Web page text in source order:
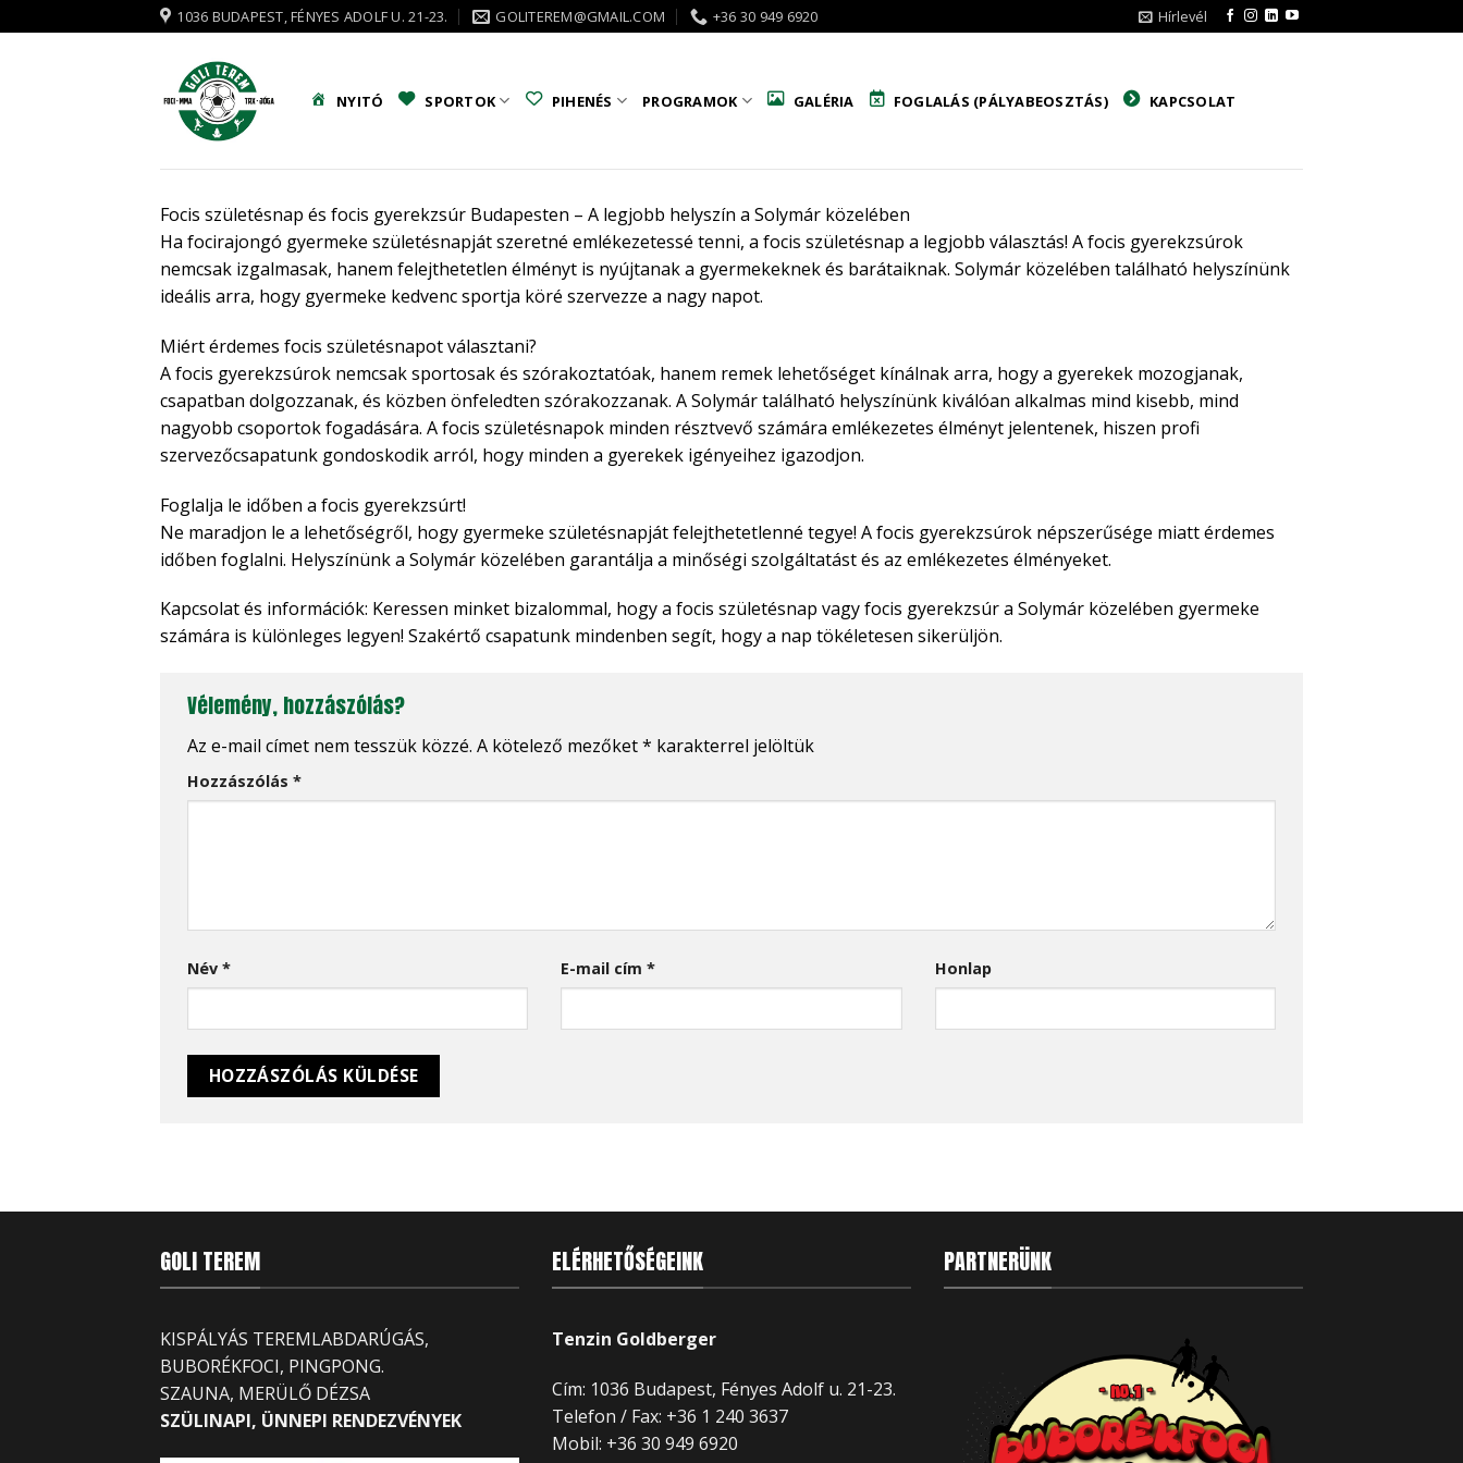
to
1036 BUDAPEST, FÉNYES ADOLF U. 21-23. GOLITEREM@GMAIL.COM +36 30 949 6920 Hírlevél
NYITÓ SPORTOK PIHENÉS PROGRAMOK GALÉRIA FOGLALÁS (PÁLYABEOSZTÁS) KAPCSOLAT
Focis születésnap és focis gyerekzsúr Budapesten – A legjobb helyszín a Solymár közelében
Ha focirajongó gyermeke születésnapját szeretné emlékezetessé tenni, a focis születésnap a legjobb választás! A focis gyerekzsúrok
nemcsak izgalmasak, hanem felejthetetlen élményt is nyújtanak a gyermekeknek és barátaiknak. Solymár közelében található helyszínünk
ideális arra, hogy gyermeke kedvenc sportja köré szervezze a nagy napot.
Miért érdemes focis születésnapot választani?
A focis gyerekzsúrok nemcsak sportosak és szórakoztatóak, hanem remek lehetőséget kínálnak arra, hogy a gyerekek mozogjanak,
csapatban dolgozzanak, és közben önfeledten szórakozzanak. A Solymár található helyszínünk kiválóan alkalmas mind kisebb, mind
nagyobb csoportok fogadására. A focis születésnapok minden résztvevő számára emlékezetes élményt jelentenek, hiszen profi
szervezőcsapatunk gondoskodik arról, hogy minden a gyerekek igényeihez igazodjon.
Foglalja le időben a focis gyerekzsúrt!
Ne maradjon le a lehetőségről, hogy gyermeke születésnapját felejthetetlenné tegye! A focis gyerekzsúrok népszerűsége miatt érdemes
időben foglalni. Helyszínünk a Solymár közelében garantálja a minőségi szolgáltatást és az emlékezetes élményeket.
Kapcsolat és információk: Keressen minket bizalommal, hogy a focis születésnap vagy focis gyerekzsúr a Solymár közelében gyermeke
számára is különleges legyen! Szakértő csapatunk mindenben segít, hogy a nap tökéletesen sikerüljön.
Vélemény, hozzászólás?
Az e-mail címet nem tesszük közzé. A kötelező mezőket* karakterrel jelöltük
Hozzászólás *
Név * E-mail cím* Honlap
GOLI TEREM
KISPÁLYÁS TEREMLABDARÚGÁS,
BUBORÉKFOCI, PINGPONG.
SZAUNA, MERÜLŐ DÉZSA
SZÜLINAPI, ÜNNEPI RENDEZVÉNYEK
ELÉRHETŐSÉGEINK
Tenzin Goldberger
Cím: 1036 Budapest, Fényes Adolf u. 21-23.
Telefon / Fax: +36 1 240 3637
Mobil: +36 30 949 6920
PARTNERÜNK